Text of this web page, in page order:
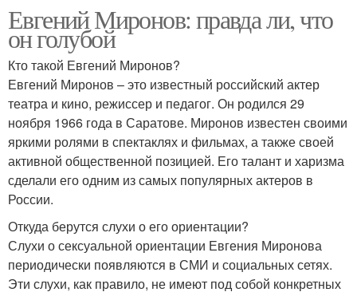
Евгений Миронов: правда ли, что
он голубой
Кто такой Евгений Миронов?
Евгений Миронов – это известный российский актер
театра и кино, режиссер и педагог. Он родился 29
ноября 1966 года в Саратове. Миронов известен своими
яркими ролями в спектаклях и фильмах, а также своей
активной общественной позицией. Его талант и харизма
сделали его одним из самых популярных актеров в
России.
Откуда берутся слухи о его ориентации?
Слухи о сексуальной ориентации Евгения Миронова
периодически появляются в СМИ и социальных сетях.
Эти слухи, как правило, не имеют под собой конкретных